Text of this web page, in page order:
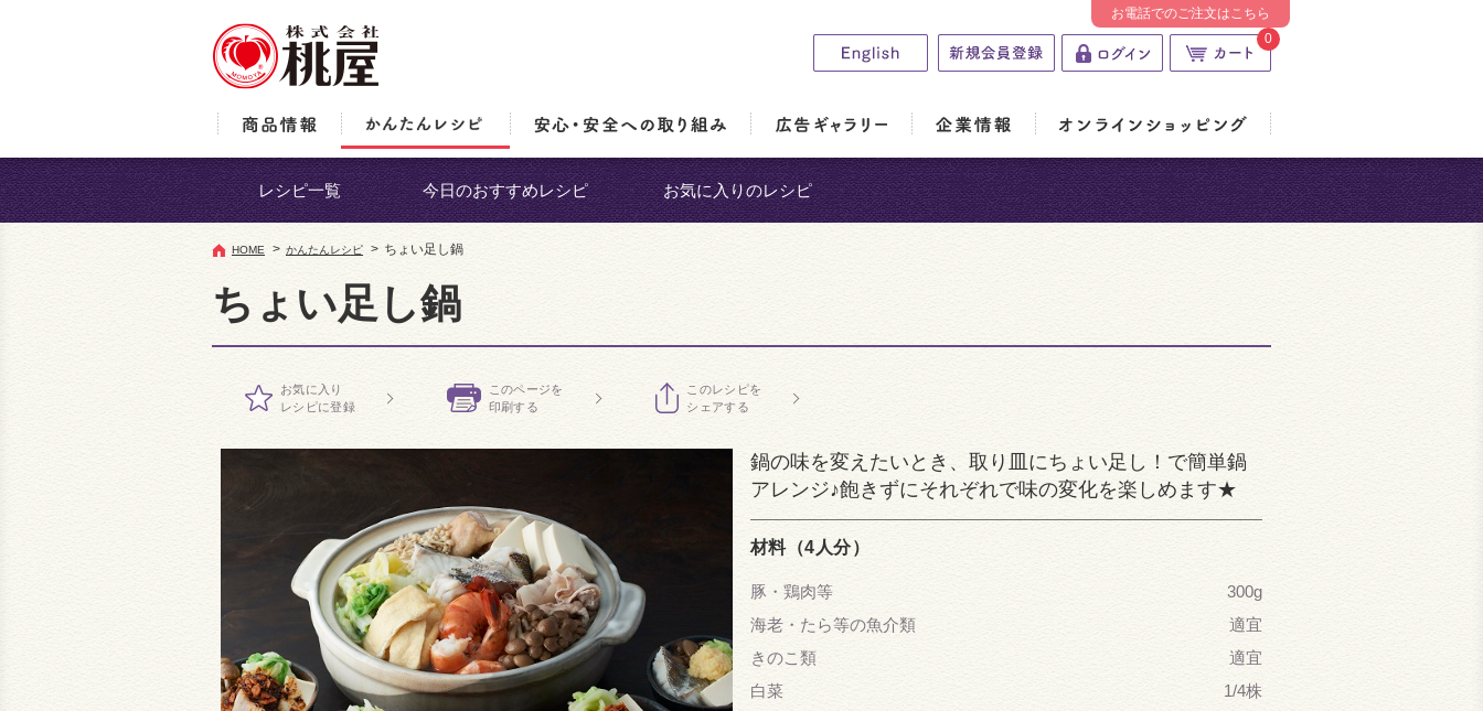
0
お電話でのご注文はこちら
レシピ一覧 今日のおすすめレシピ お気に入りのレシピ
HOME > かんたんレシピ > ちょい足し鍋
ちょい足し鍋
お気に入り
レシピに登録
このページを
印刷する
このレシピを
シェアする
鍋の味を変えたいとき、取り皿にちょい足し！で簡単鍋
アレンジ♪飽きずにそれぞれで味の変化を楽しめます★
材料（4人分）
豚・鶏肉等
300g
海老・たら等の魚介類
適宜
きのこ類
適宜
白菜
1/4株